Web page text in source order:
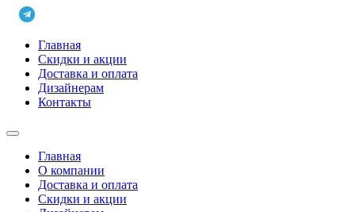
Главная
Скидки и акции
Доставка и оплата
Дизайнерам
Контакты
Главная
О компании
Доставка и оплата
Скидки и акции